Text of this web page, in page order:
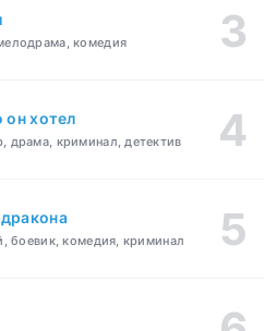
комедия
он хотел
криминал, детектив
боевик, комедия, криминал